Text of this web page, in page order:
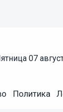
пятница 07
Политика